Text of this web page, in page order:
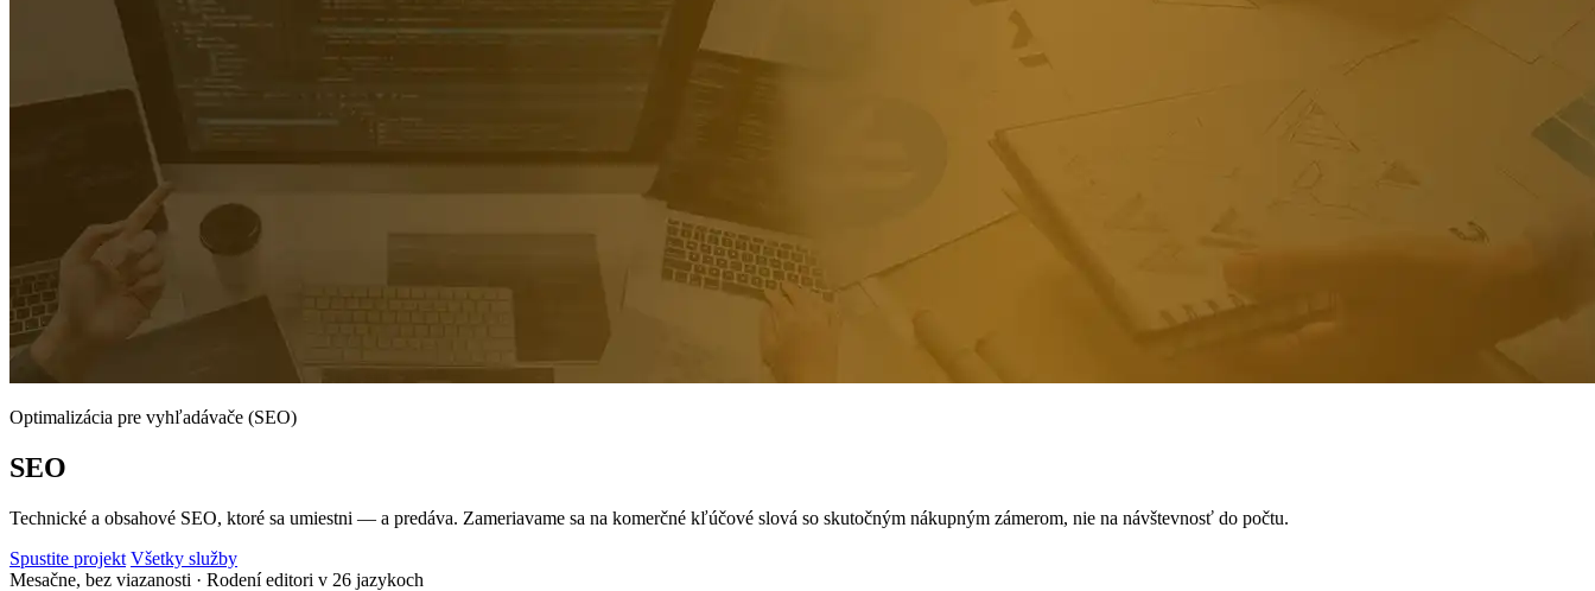
Optimalizácia pre vyhľadávače (SEO)
SEO
Technické a obsahové SEO, ktoré sa umiestni — a predáva. Zameriavame sa na komerčné kľúčové slová so skutočným nákupným zámerom, nie na návštevnosť do počtu.
Spustite projekt Všetky služby
Mesačne, bez viazanosti · Rodení editori v 26 jazykoch